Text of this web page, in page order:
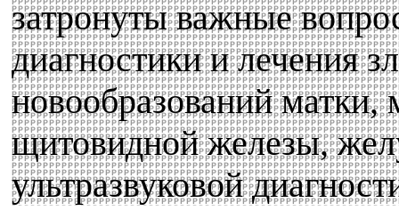
затронуты важные
диагностики и лечения
новообразований
щитовидной железы,
ультразвуковой